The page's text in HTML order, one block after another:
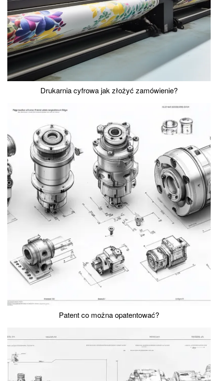
Drukarnia cyfrowa jak złożyć zamówienie?
Patent co można opatentować?